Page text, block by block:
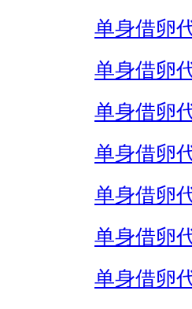
单身借卵
单身借卵
单身借卵
单身借卵
单身借卵
单身借卵
单身借卵